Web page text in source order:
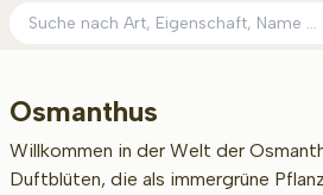
Osmanthus
Willkommen in der Welt der
Duftblüten, die als immergrüne